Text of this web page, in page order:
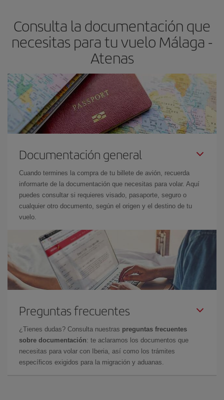
Consulta la documentación que
necesitas para tu vuelo Málaga -
Atenas
Documentación general
Cuando termines la compra de tu billete de avión, recuerda
informarte de la documentación que necesitas para volar. Aquí
puedes consultar si requieres visado, pasaporte, seguro o
cualquier otro documento, según el origen y el destino de tu
vuelo.
Preguntas frecuentes
¿Tienes dudas? Consulta nuestras preguntas frecuentes
sobre documentación: te aclaramos los documentos que
necesitas para volar con Iberia, así como los trámites
específicos exigidos para la migración y aduanas.